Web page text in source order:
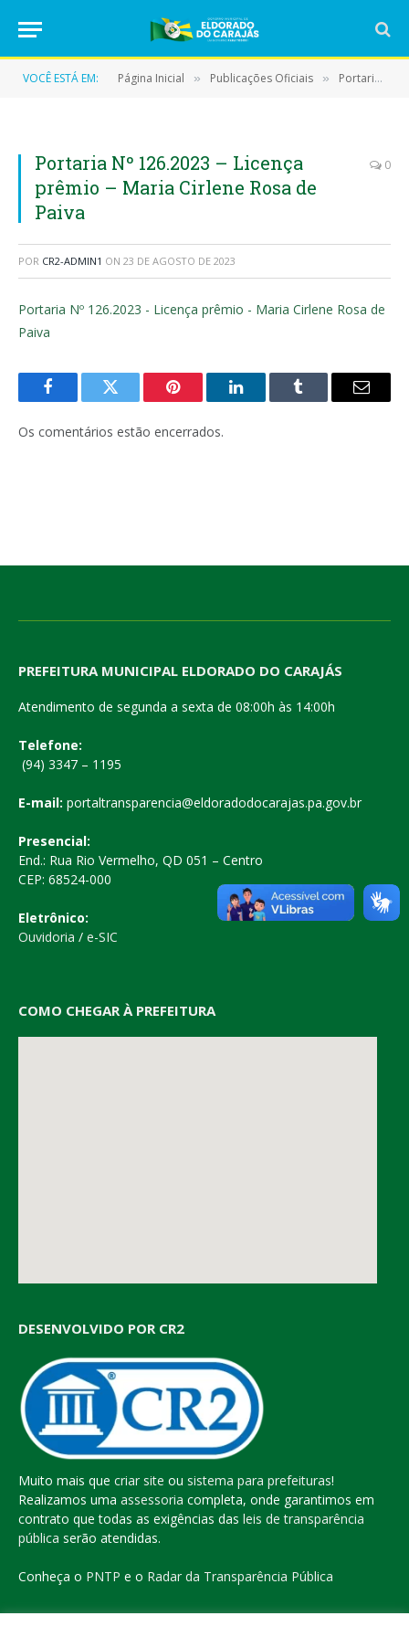
VOCÊ ESTÁ EM: Página Inicial » Publicações Oficiais » Portarias
Portaria Nº 126.2023 – Licença
prêmio – Maria Cirlene Rosa de
Paiva
0
POR CR2-ADMIN1 ON 23 DE AGOSTO DE 2023
Portaria Nº 126.2023 - Licença prêmio - Maria Cirlene Rosa de
Paiva
FacebookTwitter Pinterest LinkedInTumblr
E-
Os comentários estão encerrados.
PREFEITURA MUNICIPAL ELDORADO DO CARAJÁS
Atendimento de segunda a sexta de 08:00h às 14:00h
Telefone:
(94) 3347 – 1195
E-mail: portaltransparencia@eldoradodocarajas.pa.gov.br
Presencial:
End.: Rua Rio Vermelho, QD 051 – Centro
CEP: 68524-000
Eletrônico:
Ouvidoria / e-SIC
COMO CHEGAR À PREFEITURA
DESENVOLVIDO POR CR2
Muito mais que criar site ou sistema para prefeituras!
Realizamos uma assessoria completa, onde garantimos em
contrato que todas as exigências das leis de transparência
pública serão atendidas.
Conheça o PNTP e o Radar da Transparência Pública